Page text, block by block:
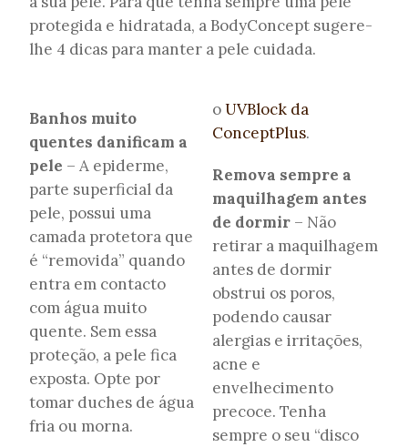
protegida e hidratada, a BodyConcept sugere-
lhe 4 dicas para manter a pele cuidada.
Banhos muito
quentes danificam a
pele – A epiderme,
parte superficial da
pele, possui uma
camada protetora que
é “removida” quando
entra em contacto
com água muito
quente. Sem essa
proteção, a pele fica
exposta. Opte por
tomar duches de água
fria ou morna.
oUVBlock da
ConceptPlus.
Remova sempre a
maquilhagem antes
de dormir – Não
retirar a maquilhagem
antes de dormir
obstrui os poros,
podendo causar
alergias e irritações,
acne e
envelhecimento
precoce. Tenha
sempre o seu “disco